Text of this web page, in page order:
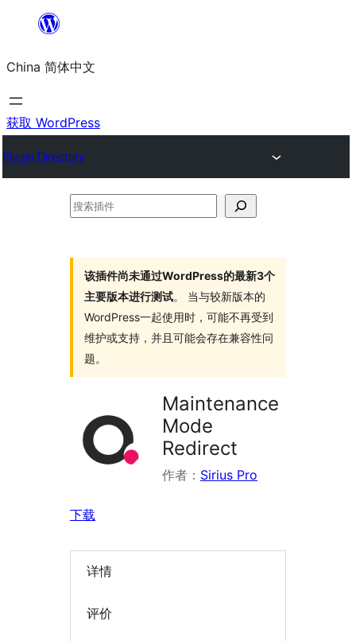
内
容
China 简体中文
获取 WordPress
Plugin Directory
搜
该插件尚未通过WordPress的最新3个
主要版本进行测试。 当与较新版本的
WordPress一起使用时，可能不再受到
维护或支持，并且可能会存在兼容性问
题。
Maintenance
Mode
Redirect
作者： Sirius Pro
下载
详情
评价